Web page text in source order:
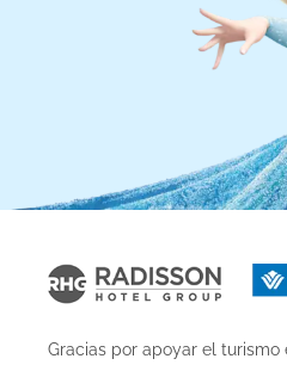
Gracias por apoyar el